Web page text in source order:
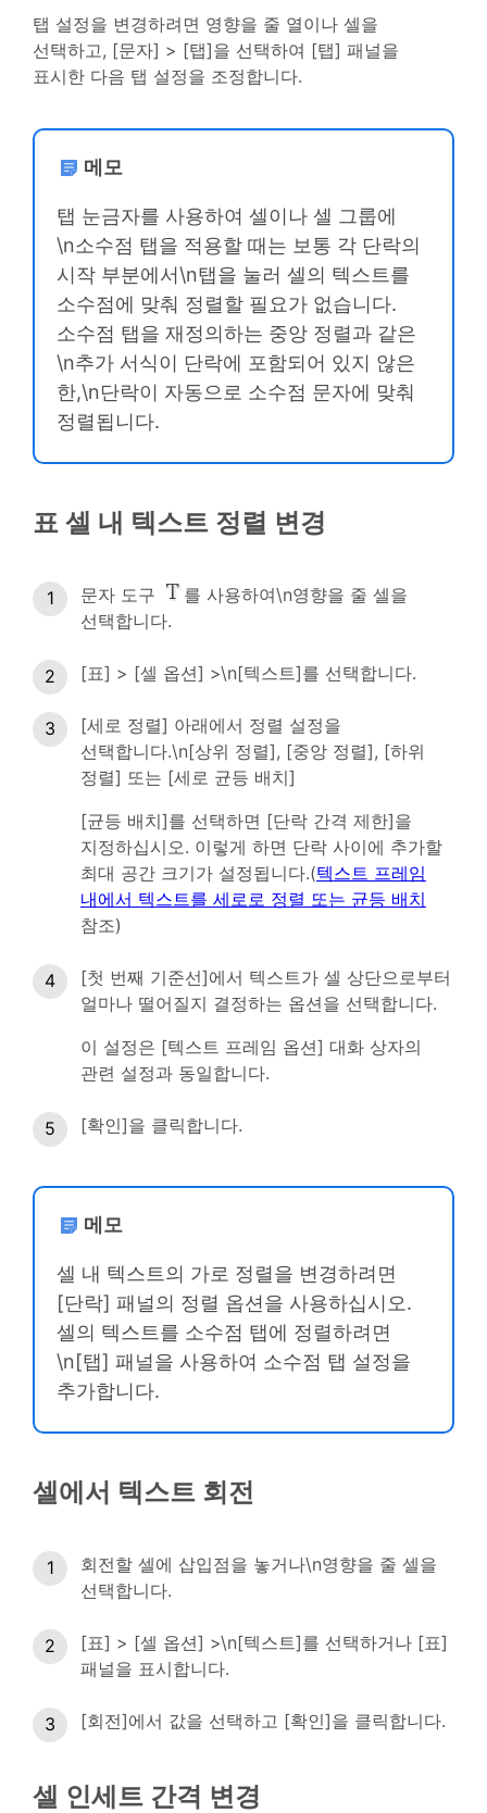
탭 설정을 변경하려면 영향을 줄 열이나 셀을
선택하고, [문자] > [탭]을 선택하여 [탭] 패널을
표시한 다음 탭 설정을 조정합니다.
메모
탭 눈금자를 사용하여 셀이나 셀 그룹에
\n소수점 탭을 적용할 때는 보통 각 단락의
시작 부분에서\n탭을 눌러 셀의 텍스트를
소수점에 맞춰 정렬할 필요가 없습니다.
소수점 탭을 재정의하는 중앙 정렬과 같은
\n추가 서식이 단락에 포함되어 있지 않은
한,\n단락이 자동으로 소수점 문자에 맞춰
정렬됩니다.
표 셀 내 텍스트 정렬 변경
문자 도구
를 사용하여\n영향을 줄 셀을
선택합니다.
[표] > [셀 옵션] >\n[텍스트]를 선택합니다.
[세로 정렬] 아래에서 정렬 설정을
선택합니다.\n[상위 정렬], [중앙 정렬], [하위
정렬] 또는 [세로 균등 배치]
[균등 배치]를 선택하면 [단락 간격 제한]을
지정하십시오. 이렇게 하면 단락 사이에 추가할
최대 공간 크기가 설정됩니다.(텍스트 프레임
내에서 텍스트를 세로로 정렬 또는 균등 배치
참조)
[첫 번째 기준선]에서 텍스트가 셀 상단으로부터
얼마나 떨어질지 결정하는 옵션을 선택합니다.
이 설정은 [텍스트 프레임 옵션] 대화 상자의
관련 설정과 동일합니다.
[확인]을 클릭합니다.
메모
셀 내 텍스트의 가로 정렬을 변경하려면
[단락] 패널의 정렬 옵션을 사용하십시오.
셀의 텍스트를 소수점 탭에 정렬하려면
\n[탭] 패널을 사용하여 소수점 탭 설정을
추가합니다.
셀에서 텍스트 회전
회전할 셀에 삽입점을 놓거나\n영향을 줄 셀을
선택합니다.
[표] > [셀 옵션] >\n[텍스트]를 선택하거나 [표]
패널을 표시합니다.
[회전]에서 값을 선택하고 [확인]을 클릭합니다.
셀 인세트 간격 변경